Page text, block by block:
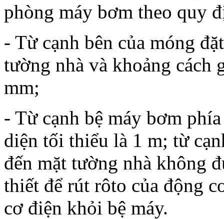
phòng máy bơm theo quy
- Từ cạnh bên của móng
tường nhà và khoảng cách
mm;
- Từ cạnh bệ máy bơm
diện tối thiểu là 1 m; từ
đến mặt tường nhà không
thiết để rút rôto của động
cơ điện khỏi bệ máy.